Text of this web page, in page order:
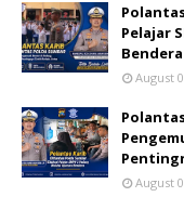
Pelajar
Bendera
August
August